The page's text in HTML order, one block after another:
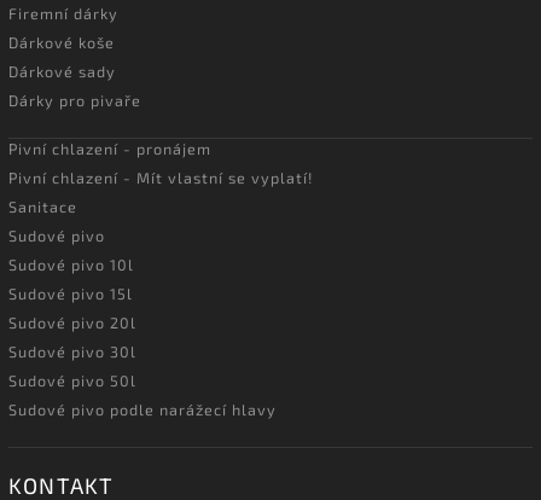
Firemní dárky
Dárkové koše
Dárkové sady
Dárky pro pivaře
Pivní chlazení - pronájem
Pivní chlazení - Mít vlastní se vyplatí!
Sanitace
Sudové pivo
Sudové pivo 10l
Sudové pivo 15l
Sudové pivo 20l
Sudové pivo 30l
Sudové pivo 50l
Sudové pivo podle narážecí hlavy
KONTAKT